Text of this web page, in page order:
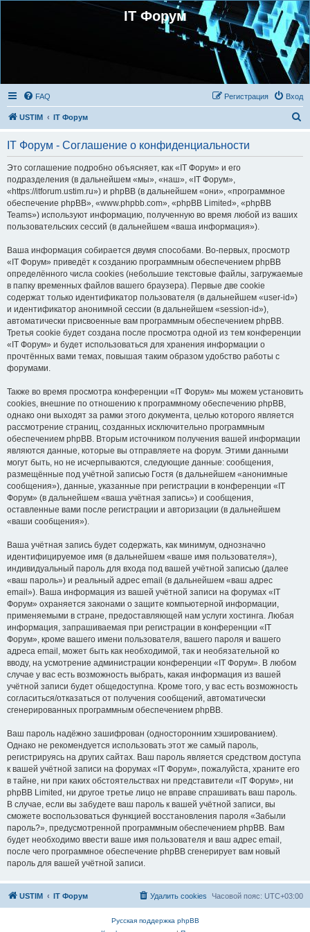
IT Форум
FAQ Вход
Регистрация
USTIM IT Форум
IT Форум - Соглашение о конфиденциальности
Это соглашение подробно объясняет, как «IT Форум» и его
подразделения (в дальнейшем «мы», «наш», «IT Форум»,
«https://itforum.ustim.ru») и phpBB (в дальнейшем «они», «программное
обеспечение phpBB», «www.phpbb.com», «phpBB Limited», «phpBB
Teams») используют информацию, полученную во время любой из ваших
пользовательских сессий (в дальнейшем «ваша информация»).
Ваша информация собирается двумя способами. Во-первых, просмотр
«IT Форум» приведёт к созданию программным обеспечением phpBB
определённого числа cookies (небольшие текстовые файлы, загружаемые
в папку временных файлов вашего браузера). Первые две cookie
содержат только идентификатор пользователя (в дальнейшем «user-id»)
и идентификатор анонимной сессии (в дальнейшем «session-id»),
автоматически присвоенные вам программным обеспечением phpBB.
Третья cookie будет создана после просмотра одной из тем конференции
«IT Форум» и будет использоваться для хранения информации о
прочтённых вами темах, повышая таким образом удобство работы с
форумами.
Также во время просмотра конференции «IT Форум» мы можем установить
cookies, внешние по отношению к программному обеспечению phpBB,
однако они выходят за рамки этого документа, целью которого является
рассмотрение страниц, созданных исключительно программным
обеспечением phpBB. Вторым источником получения вашей информации
являются данные, которые вы отправляете на форум. Этими данными
могут быть, но не исчерпываются, следующие данные: сообщения,
размещённые под учётной записью Гостя (в дальнейшем «анонимные
сообщения»), данные, указанные при регистрации в конференции «IT
Форум» (в дальнейшем «ваша учётная запись») и сообщения,
оставленные вами после регистрации и авторизации (в дальнейшем
«ваши сообщения»).
Ваша учётная запись будет содержать, как минимум, однозначно
идентифицируемое имя (в дальнейшем «ваше имя пользователя»),
индивидуальный пароль для входа под вашей учётной записью (далее
«ваш пароль») и реальный адрес email (в дальнейшем «ваш адрес
email»). Ваша информация из вашей учётной записи на форумах «IT
Форум» охраняется законами о защите компьютерной информации,
применяемыми в стране, предоставляющей нам услуги хостинга. Любая
информация, запрашиваемая при регистрации в конференции «IT
Форум», кроме вашего имени пользователя, вашего пароля и вашего
адреса email, может быть как необходимой, так и необязательной ко
вводу, на усмотрение администрации конференции «IT Форум». В любом
случае у вас есть возможность выбрать, какая информация из вашей
учётной записи будет общедоступна. Кроме того, у вас есть возможность
согласиться/отказаться от получения сообщений, автоматически
сгенерированных программным обеспечением phpBB.
Ваш пароль надёжно зашифрован (односторонним хэшированием).
Однако не рекомендуется использовать этот же самый пароль,
регистрируясь на других сайтах. Ваш пароль является средством доступа
к вашей учётной записи на форумах «IT Форум», пожалуйста, храните его
в тайне, ни при каких обстоятельствах ни представители «IT Форум», ни
phpBB Limited, ни другое третье лицо не вправе спрашивать ваш пароль.
В случае, если вы забудете ваш пароль к вашей учётной записи, вы
сможете воспользоваться функцией восстановления пароля «Забыли
пароль?», предусмотренной программным обеспечением phpBB. Вам
будет необходимо ввести ваше имя пользователя и ваш адрес email,
после чего программное обеспечение phpBB сгенерирует вам новый
пароль для вашей учётной записи.
USTIM IT Форум Часовой пояс: UTC+03:00
Удалить cookies
Русская поддержка phpBB